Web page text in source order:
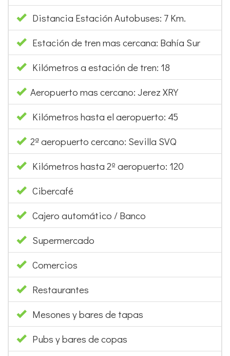
Distancia Estación Autobuses: 7 Km.
Estación de tren mas cercana: Bahía Sur
Kilómetros a estación de tren: 18
Aeropuerto mas cercano: Jerez XRY
Kilómetros hasta el aeropuerto: 45
2ª aeropuerto cercano: Sevilla SVQ
Kilómetros hasta 2º aeropuerto: 120
Cibercafé
Cajero automático / Banco
Supermercado
Comercios
Restaurantes
Mesones y bares de tapas
Pubs y bares de copas